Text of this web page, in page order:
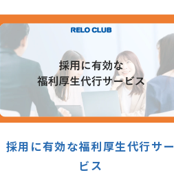
採用に有効な福利厚生代行サー
ビス